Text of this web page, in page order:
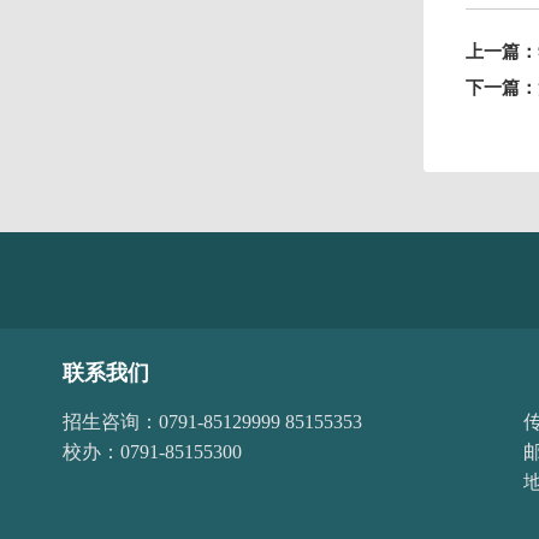
上一篇：
下一篇：
联系我们
招生咨询：0791-85129999 85155353
校办：0791-85155300